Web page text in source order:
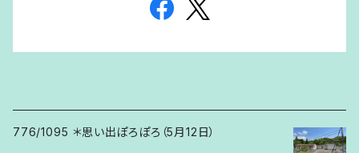
776/1095 ＊思い出ぽろぽろ（5月12日）